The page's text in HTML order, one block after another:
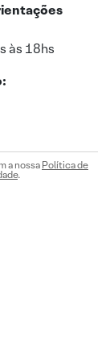
às 18hs
a nossa Política de
.